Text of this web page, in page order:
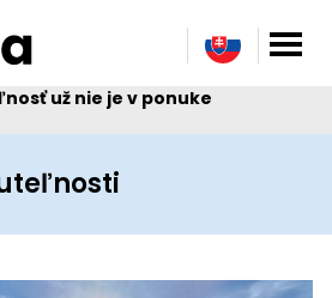
už nie je v ponuke